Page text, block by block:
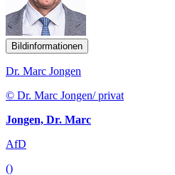
Bildinformationen
Dr. Marc Jongen
© Dr. Marc Jongen/ privat
Jongen, Dr. Marc
AfD
()